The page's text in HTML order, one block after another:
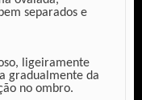
separados e
ligeiramente
gradualmente da
no ombro.